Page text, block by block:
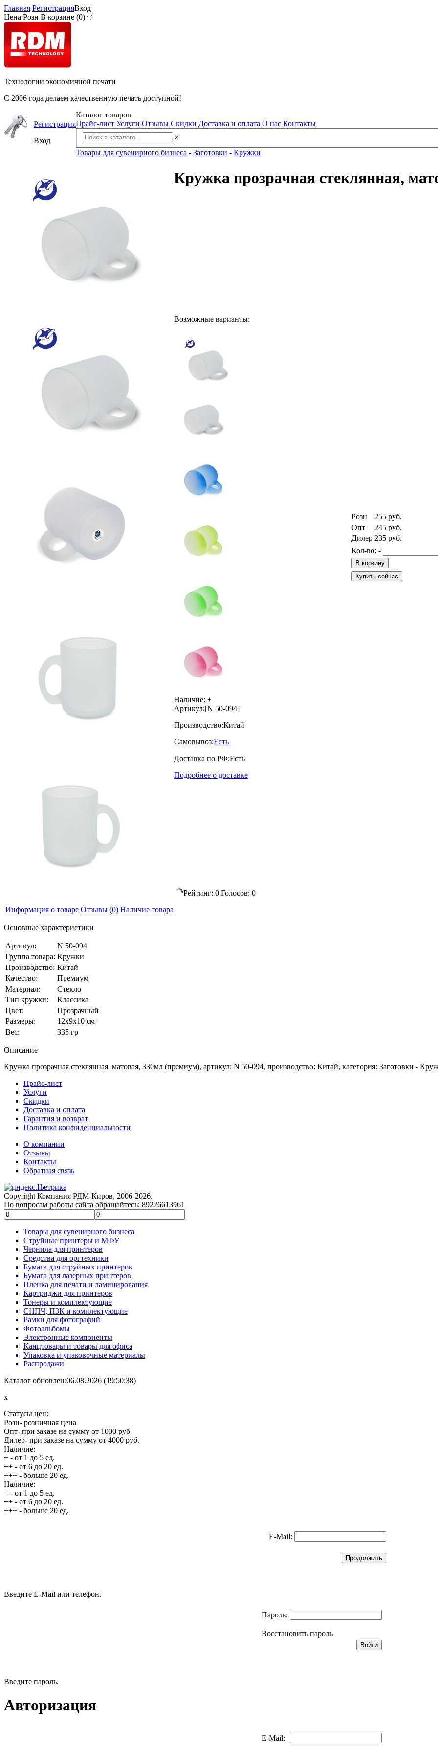
Главная РегистрацияВход
Цена:Розн В корзине (0)
Технологии экономичной печати
С 2006 года делаем качественную печать доступной!
Регистрация
Вход
Каталог товаров
Прайс-лист Услуги Отзывы Скидки Доставка и оплата О нас Контакты
z
Товары для сувенирного бизнеса - Заготовки - Кружки
Кружка прозрачная стеклянная,
Возможные варианты:
Наличие: +
Артикул:[N 50-094]
Производство:Китай
Самовывоз:Есть
Доставка по РФ:Есть
Подробнее о доставке
Розн 255 руб.
Опт
245 руб.
Дилер 235 руб.
Кол-во: -
Рейтинг: 0 Голосов: 0
Информация о товаре Отзывы (0) Наличие товара
Основные характеристики
Артикул:
N 50-094
Группа товара: Кружки
Производство: Китай
Качество:
Премиум
Материал:
Стекло
Тип кружки:
Классика
Цвет:
Прозрачный
Размеры:
12x9x10 см
Вес:
335 гр
Описание
Кружка прозрачная стеклянная, матовая, 330мл (премиум), артикул: N 50-094, производство: Китай, категория: Заготовки -
Прайс-лист
Услуги
Скидки
Доставка и оплата
Гарантия и возврат
Политика конфиденциальности
О компании
Отзывы
Контакты
Обратная связь
Copyright Компания РДМ-Киров, 2006-2026.
По вопросам работы сайта обращайтесь: 89226613961
Товары для сувенирного бизнеса
Струйные принтеры и МФУ
Чернила для принтеров
Средства для оргтехники
Бумага для струйных принтеров
Бумага для лазерных принтеров
Пленка для печати и ламинирования
Картриджи для принтеров
Тонеры и комплектующие
СНПЧ, ПЗК и комплектующие
Рамки для фотографий
Фотоальбомы
Электронные компоненты
Канцтовары и товары для офиса
Упаковка и упаковочные материалы
Распродажи
Каталог обновлен:06.08.2026 (19:50:38)
x
Статусы цен:
Розн- розничная цена
Опт- при заказе на сумму от 1000 руб.
Дилер- при заказе на сумму от 4000 руб.
Наличие:
+ - от 1 до 5 ед.
++ - от 6 до 20 ед.
+++ - больше 20 ед.
Наличие:
+ - от 1 до 5 ед.
++ - от 6 до 20 ед.
+++ - больше 20 ед.
E-Mail:
Введите E-Mail или телефон.
Пароль:
Восстановить пароль
Введите пароль.
Авторизация
E-Mail: